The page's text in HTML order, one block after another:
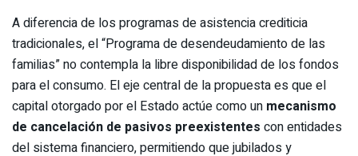
A diferencia de los programas de asistencia crediticia
tradicionales, el “Programa de desendeudamiento de las
familias” no contempla la libre disponibilidad de los fondos
para el consumo. El eje central de la propuesta es que el
capital otorgado por el Estado actúe como un mecanismo
de cancelación de pasivos preexistentes con entidades
del sistema financiero, permitiendo que jubilados y